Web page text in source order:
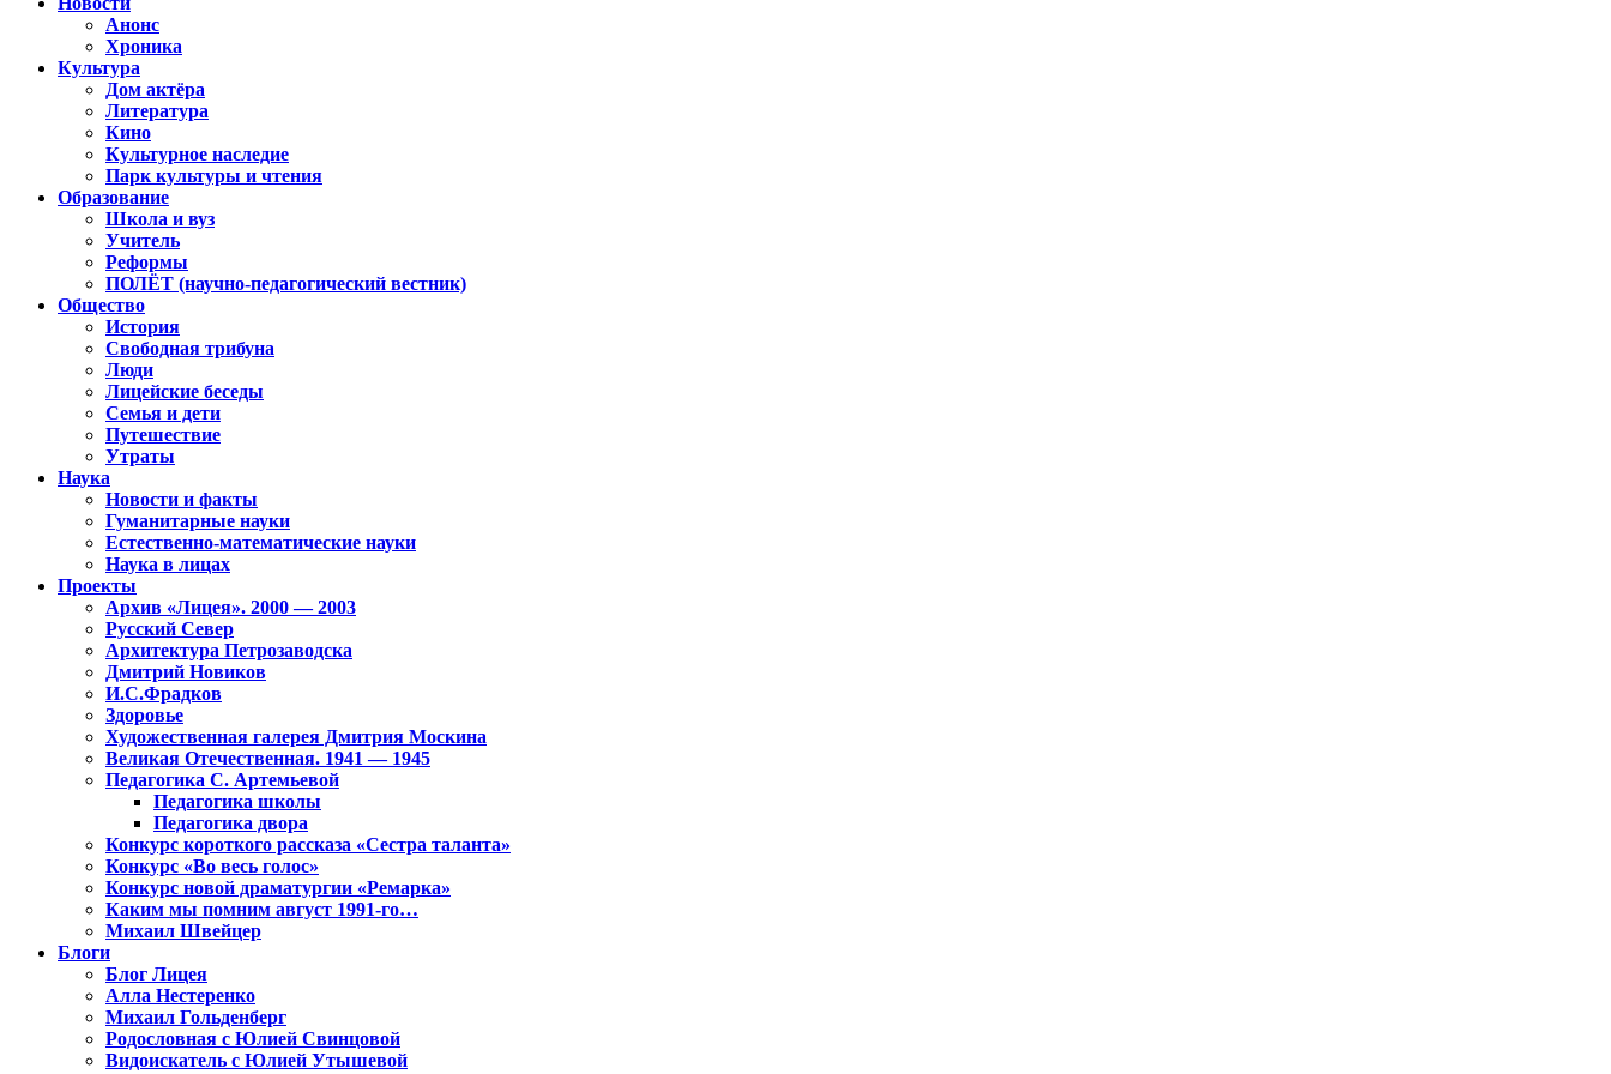
Анонс
Хроника
Культура
Дом актёра
Литература
Кино
Культурное наследие
Парк культуры и чтения
Образование
Школа и вуз
Учитель
Реформы
ПОЛЁТ (научно-педагогический вестник)
Общество
История
Свободная трибуна
Люди
Лицейские беседы
Семья и дети
Путешествие
Утраты
Наука
Новости и факты
Гуманитарные науки
Естественно-математические науки
Наука в лицах
Проекты
Архив «Лицея». 2000 — 2003
Русский Север
Архитектура Петрозаводска
Дмитрий Новиков
И.С.Фрадков
Здоровье
Художественная галерея Дмитрия Москина
Великая Отечественная. 1941 — 1945
Педагогика С. Артемьевой
Педагогика школы
Педагогика двора
Конкурс короткого рассказа «Сестра таланта»
Конкурс «Во весь голос»
Конкурс новой драматургии «Ремарка»
Каким мы помним август 1991-го…
Михаил Швейцер
Блоги
Блог Лицея
Алла Нестеренко
Михаил Гольденберг
Родословная с Юлией Свинцовой
Видоискатель с Юлией Утышевой